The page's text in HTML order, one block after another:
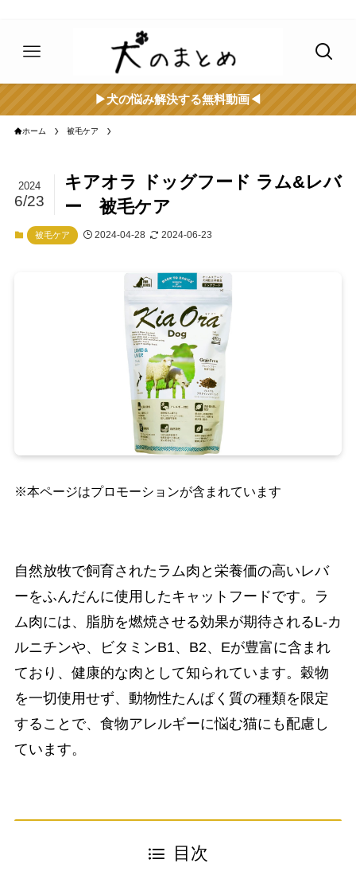
▶︎犬の悩み解決する無料動画◀︎
ホーム 被毛ケア
キアオラ ドッグフード ラム&レバ
ー 被毛ケア
2024
6/23
被毛ケア 2024-04-28 2024-06-23
※本ページはプロモーションが含まれています
自然放牧で飼育されたラム肉と栄養価の高いレバ
ーをふんだんに使用したキャットフードです。ラ
ム肉には、脂肪を燃焼させる効果が期待されるL-カ
ルニチンや、ビタミンB1、B2、Eが豊富に含まれ
ており、健康的な肉として知られています。穀物
を一切使用せず、動物性たんぱく質の種類を限定
することで、食物アレルギーに悩む猫にも配慮し
ています。
目次